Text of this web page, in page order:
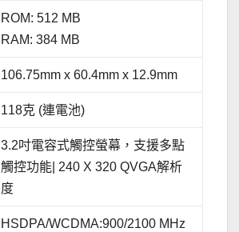
ROM: 512 MB
RAM: 384 MB
106.75mm x 60.4mm x 12.9mm
118克 (連電池)
3.2吋電容式觸控螢幕，支援多點
觸控功能| 240 X 320 QVGA解析
度
HSDPA/WCDMA:900/2100 MHz